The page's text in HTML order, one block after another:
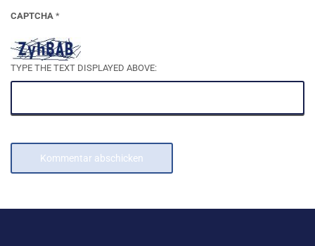
CAPTCHA *
TYPE THE TEXT DISPLAYED ABOVE: